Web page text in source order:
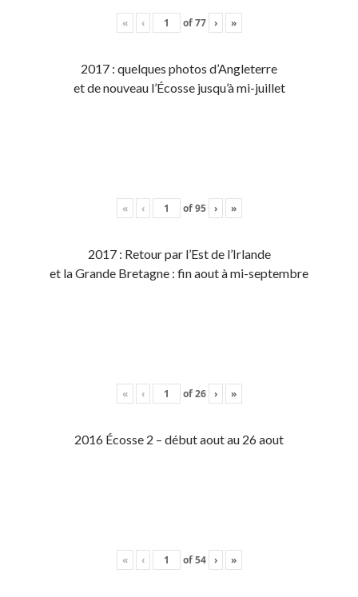
« ‹ of77 › »
2017 : quelques photos d’Angleterre
et de nouveau l’Écosse jusqu’à mi-juillet
« ‹ of95 › »
2017 : Retour par l’Est de l’Irlande
et la Grande Bretagne : fin aout à mi-septembre
« ‹ of26 › »
2016 Écosse 2 – début aout au 26 aout
« ‹ of54 › »